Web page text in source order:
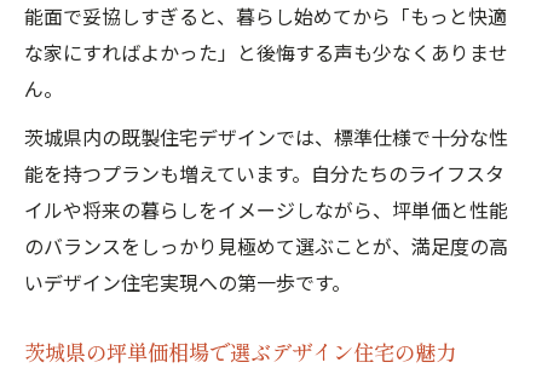
能面で妥協しすぎると、暮らし始めてから「もっと快適
な家にすればよかった」と後悔する声も少なくありませ
ん。
茨城県内の既製住宅デザインでは、標準仕様で十分な性
能を持つプランも増えています。自分たちのライフスタ
イルや将来の暮らしをイメージしながら、坪単価と性能
のバランスをしっかり見極めて選ぶことが、満足度の高
いデザイン住宅実現への第一歩です。
茨城県の坪単価相場で選ぶデザイン住宅の魅力